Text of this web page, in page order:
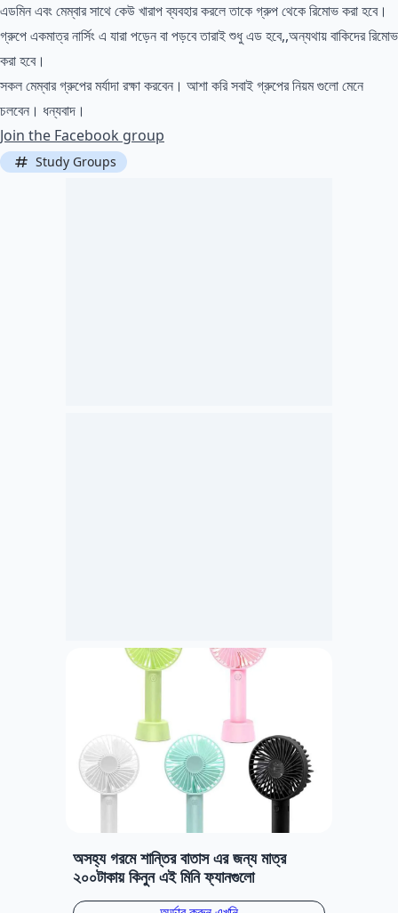
এডমিন এবং মেম্বার সাথে কেউ খারাপ ব্যবহার করলে তাকে গ্রুপ থেকে রিমোভ করা হবে।
গ্রুপে একমাত্র নার্সিং এ যারা পড়েন বা পড়বে তারাই শুধু এড হবে,,অন্যথায় বাকিদের রিমোভ
করা হবে।
সকল মেম্বার গ্রুপের মর্যাদা রক্ষা করবেন। আশা করি সবাই গ্রুপের নিয়ম গুলো মেনে
চলবেন। ধন্যবাদ।
Join the Facebook group
Study Groups